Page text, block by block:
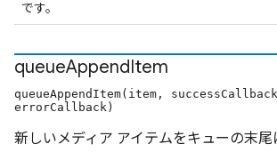
です。
queueAppendItem
queueAppendItem(item,
errorCallback)
新しいメディア アイテムをキューの末尾